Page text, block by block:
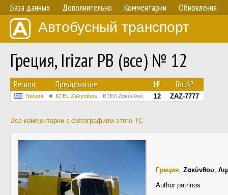
База данных Дополнительно Комментарии Обновления
Автобусный транспорт
Греция, Irizar PB (все) № 12
Регион Предприятие № Гос.№
Греция KTEL Zakynthos ΚΤΕΛ Ζακύνθου 12 ZAZ-7777
Все комментарии к фотографиям этого ТС
Греция, Ζακύνθου,
Author patrinos